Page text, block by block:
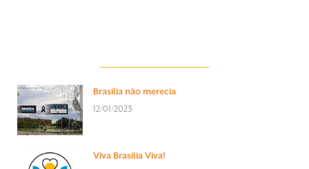
Brasília não merecia
12/01/2023
Viva Brasília Viva!